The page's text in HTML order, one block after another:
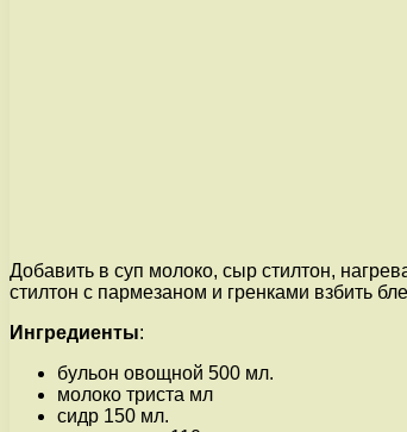
Добавить в суп молоко, сыр стилтон,
стилтон с пармезаном и гренками взбить
Ингредиенты:
бульон овощной 500 мл.
молоко триста мл
сидр 150 мл.